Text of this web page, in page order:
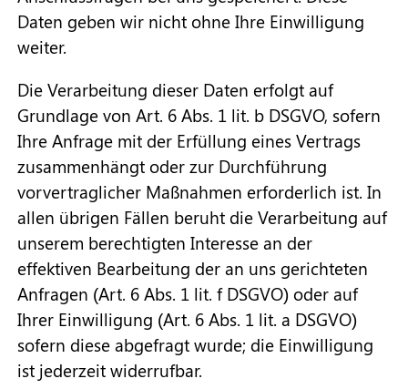
Daten geben wir nicht ohne Ihre Einwilligung
weiter.
Die Verarbeitung dieser Daten erfolgt auf
Grundlage von Art. 6 Abs. 1 lit. b DSGVO, sofern
Ihre Anfrage mit der Erfüllung eines Vertrags
zusammenhängt oder zur Durchführung
vorvertraglicher Maßnahmen erforderlich ist. In
allen übrigen Fällen beruht die Verarbeitung auf
unserem berechtigten Interesse an der
effektiven Bearbeitung der an uns gerichteten
Anfragen (Art. 6 Abs. 1 lit. f DSGVO) oder auf
Ihrer Einwilligung (Art. 6 Abs. 1 lit. a DSGVO)
sofern diese abgefragt wurde; die Einwilligung
ist jederzeit widerrufbar.